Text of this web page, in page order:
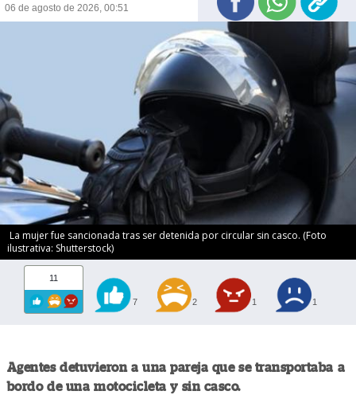
06 de agosto de 2026, 00:51
La mujer fue sancionada tras ser detenida por circular sin casco. (Foto
ilustrativa: Shutterstock)
11
7 2 1 1
Agentes detuvieron a una pareja que se transportaba a
bordo de una motocicleta y sin casco.